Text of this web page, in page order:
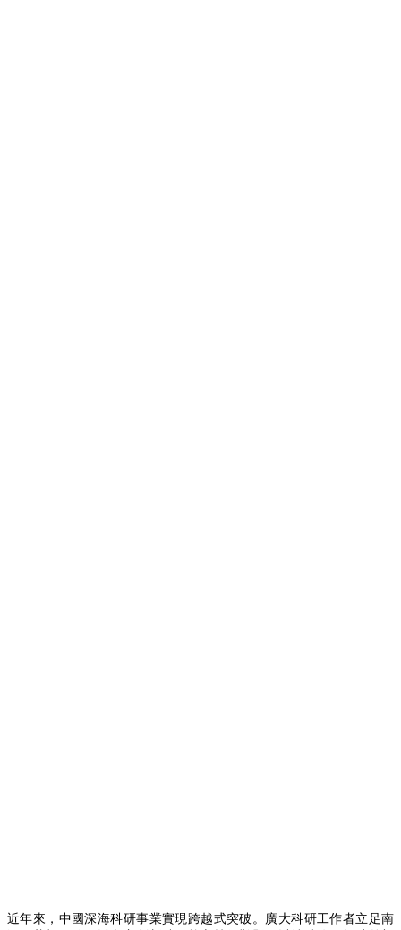
近年來，中國深海科研事業實現跨越式突破。廣大科研工作者立足南